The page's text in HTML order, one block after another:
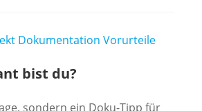
bist du?
sondern ein Doku-Tipp für